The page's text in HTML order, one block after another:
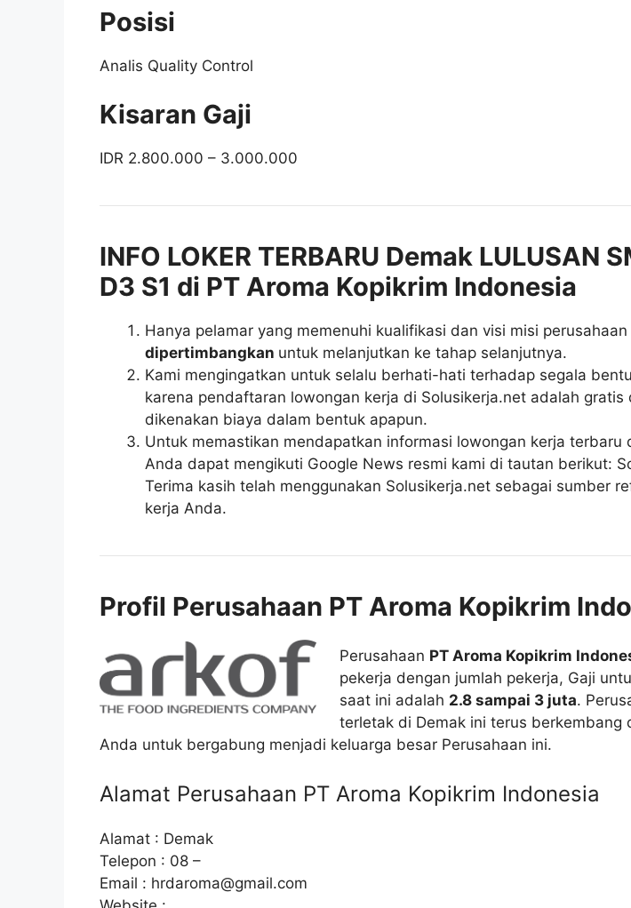
Posisi
Analis Quality Control
Kisaran Gaji
IDR 2.800.000 – 3.000.000
INFO LOKER TERBARU Demak LULUSAN
D3 S1 di PT Aroma Kopikrim Indonesia
Hanya pelamar yang memenuhi kualifikasi dan visi misi
dipertimbangkan untuk melanjutkan ke tahap selanjutnya.
Kami mengingatkan untuk selalu berhati-hati terhadap segala
karena pendaftaran lowongan kerja di Solusikerja.net adalah gratis
dikenakan biaya dalam bentuk apapun.
Untuk memastikan mendapatkan informasi lowongan kerja terbaru
Anda dapat mengikuti Google News resmi kami di tautan berikut:
Terima kasih telah menggunakan Solusikerja.net sebagai sumber
kerja Anda.
Profil Perusahaan PT Aroma Kopikrim
Perusahaan PT Aroma Kopikrim
pekerja dengan jumlah pekerja, Gaji
saat ini adalah 2.8 sampai 3 juta.
terletak di Demak ini terus berkembang
Anda untuk bergabung menjadi keluarga besar Perusahaan ini.
Alamat Perusahaan PT Aroma Kopikrim Indonesia
Alamat : Demak
Telepon : 08 –
Email : hrdaroma@gmail.com